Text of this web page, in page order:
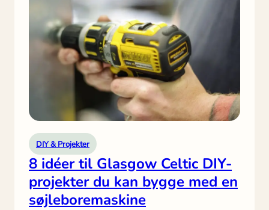
DIY & Projekter
8 idéer til Glasgow Celtic DIY-
projekter du kan bygge med en
søjleboremaskine